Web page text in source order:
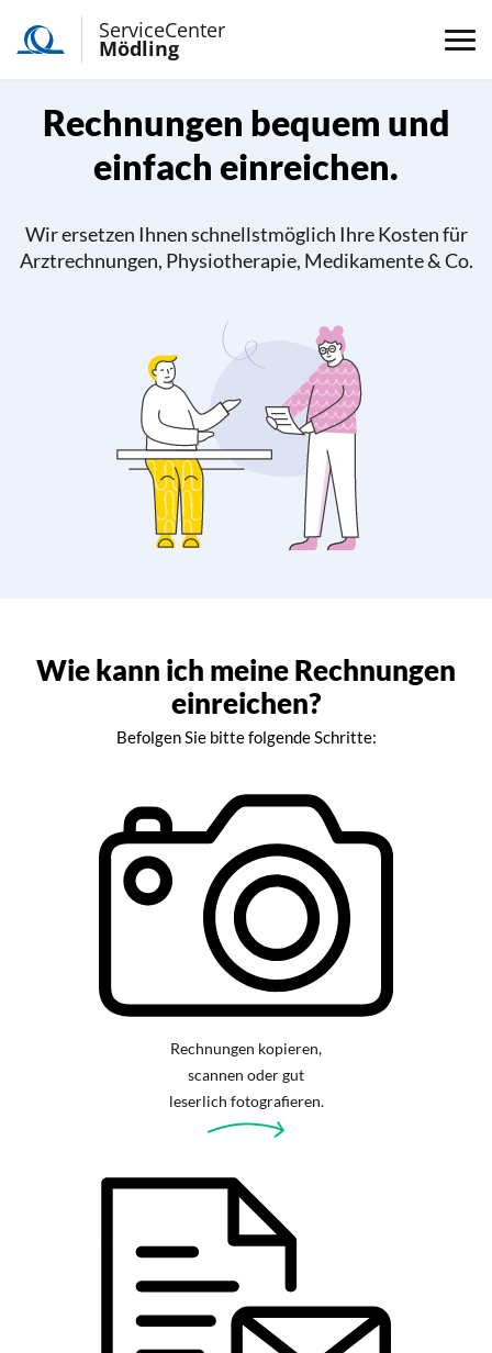
ServiceCenter
Mödling
Rechnungen bequem und
einfach einreichen.
Wir ersetzen Ihnen schnellstmöglich Ihre Kosten für
Arztrechnungen, Physiotherapie, Medikamente & Co.
Wie kann ich meine Rechnungen
einreichen?
Befolgen Sie bitte folgende Schritte:
Rechnungen kopieren,
scannen oder gut
leserlich fotografieren.